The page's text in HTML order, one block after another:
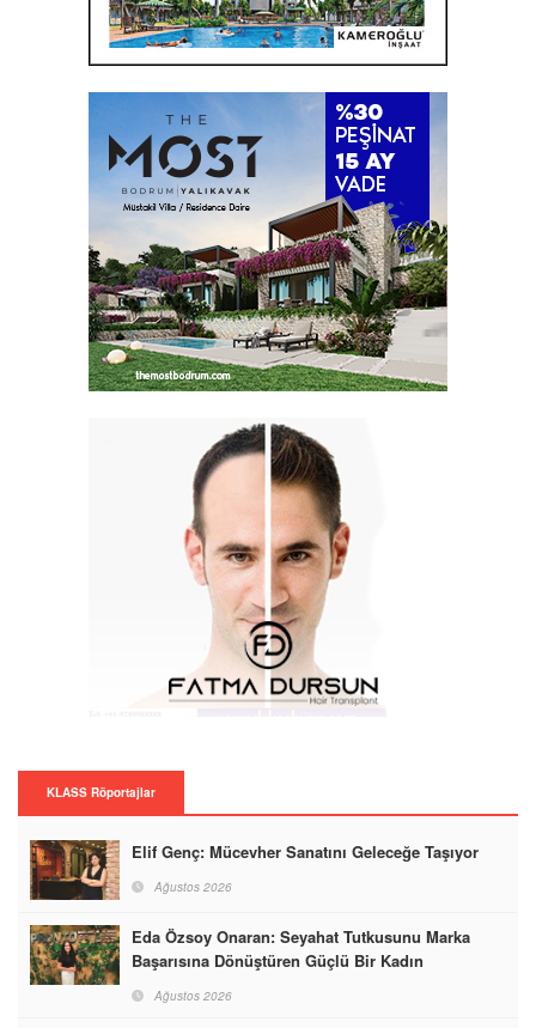
KLASS Röportajlar
Elif Genç: Mücevher Sanatını Geleceğe Taşıyor
Ağustos 2026
Eda Özsoy Onaran: Seyahat Tutkusunu Marka
Başarısına Dönüştüren Güçlü Bir Kadın
Ağustos 2026